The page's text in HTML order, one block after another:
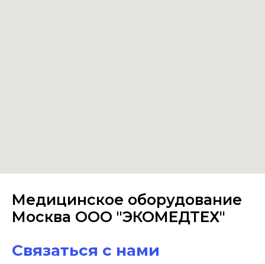
Медицинское оборудование
Москва ООО "ЭКОМЕДТЕХ"
Связаться с нами